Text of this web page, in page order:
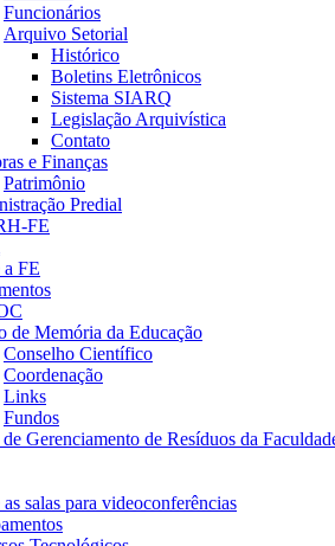
Funcionários
Arquivo Setorial
Histórico
Boletins Eletrônicos
Sistema SIARQ
Legislação Arquivística
Contato
e Finanças
Patrimônio
Predial
FE
a FE
de Memória da Educação
Conselho Científico
Coordenação
Links
Fundos
Gerenciamento de Resíduos da
as salas para videoconferências